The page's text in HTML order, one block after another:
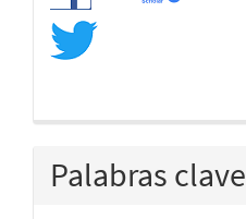
Palabras clave